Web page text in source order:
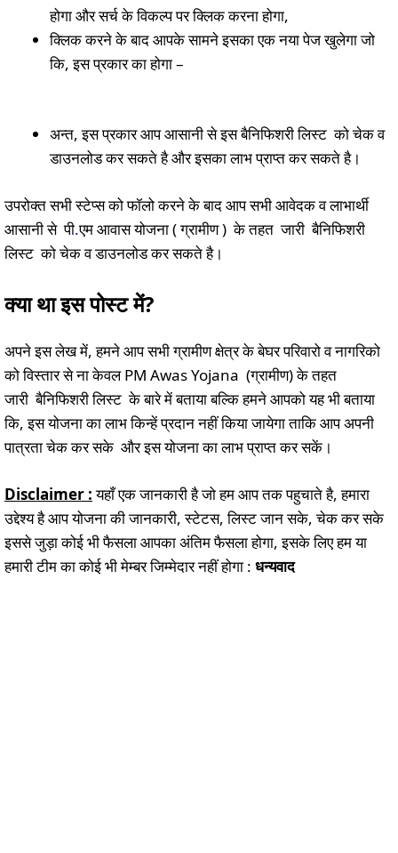
होगा और सर्च के विकल्प पर क्लिक करना होगा,
क्लिक करने के बाद आपके सामने इसका एक नया पेज खुलेगा जो
कि, इस प्रकार का होगा –
अन्त, इस प्रकार आप आसानी से इस बैनिफिशरी लिस्ट को चेक व
डाउनलोड कर सकते है और इसका लाभ प्राप्त कर सकते है।
उपरोक्त सभी स्टेप्स को फॉलो करने के बाद आप सभी आवेदक व लाभार्थी
आसानी से पी.एम आवास योजना ( ग्रामीण ) के तहत जारी बैनिफिशरी
लिस्ट को चेक व डाउनलोड कर सकते है।
क्या था इस पोस्ट में?
अपने इस लेख में, हमने आप सभी ग्रामीण क्षेत्र के बेघर परिवारो व नागरिको
को विस्तार से ना केवल PM Awas Yojana (ग्रामीण) के तहत
जारी बैनिफिशरी लिस्ट के बारे में बताया बल्कि हमने आपको यह भी बताया
कि, इस योजना का लाभ किन्हें प्रदान नहीं किया जायेगा ताकि आप अपनी
पात्रता चेक कर सके और इस योजना का लाभ प्राप्त कर सकें।
Disclaimer :यहाँ एक जानकारी है जो हम आप तक पहुचाते है, हमारा
उद्देश्य है आप योजना की जानकारी, स्टेटस, लिस्ट जान सके, चेक कर सके
इससे जुड़ा कोई भी फैसला आपका अंतिम फैसला होगा, इसके लिए हम या
हमारी टीम का कोई भी मेम्बर जिम्मेदार नहीं होगा : धन्यवाद